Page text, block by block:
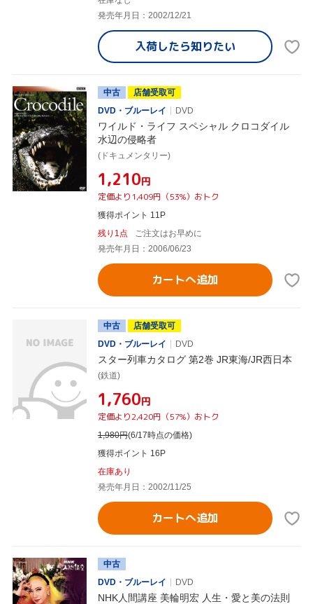
発売年月日：2002/12/21
入荷したら知りたい
中古
店舗受取可
DVD・ブルーレイ
DVD
ワイルド・ライフ スペシャル クロコダイル
水辺の侵略者
(ドキュメンタリー)
¥1,210円
定価より1,409円（53%）おトク
獲得ポイント 11P
残り1点
ご注文はお早めに
発売年月日：2006/06/23
カートへ追加
中古
店舗受取可
DVD・ブルーレイ
DVD
スター列車カタログ 第2巻 JR東海/JR西日本
(鉄道)
¥1,760円
定価より2,420円（57%）おトク
1,980円(6/17時点の価格)
獲得ポイント 16P
在庫あり
発売年月日：2002/11/25
カートへ追加
中古
DVD・ブルーレイ
DVD
NHK人間講座 美輪明宏 人生・愛と美の法則